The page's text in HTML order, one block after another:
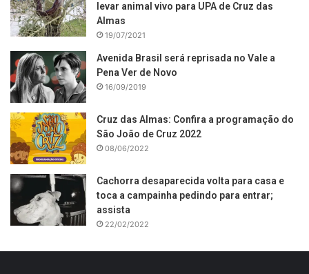
levar animal vivo para UPA de Cruz das
Almas
19/07/2021
Avenida Brasil será reprisada no Vale a
Pena Ver de Novo
16/09/2019
Cruz das Almas: Confira a programação do
São João de Cruz 2022
08/06/2022
Cachorra desaparecida volta para casa e
toca a campainha pedindo para entrar;
assista
22/02/2022